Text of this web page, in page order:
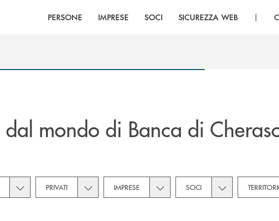
PERSONE IMPRESE SOCI SICUREZZA WEB |
dal mondo di Banca di
Toggle subcategories dropdown for Novità
PRIVATI Toggle subcategories dropdown for Privati
IMPRESE Toggle subcategories dropdown for
SOCI Toggle